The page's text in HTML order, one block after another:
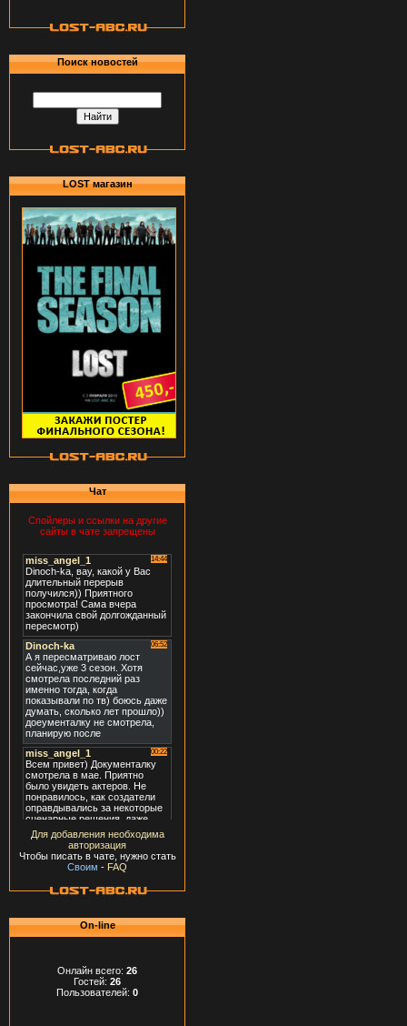
Поиск новостей
LOST магазин
Чат
Спойлеры и ссылки на другие
сайты в чате запрещены
Для добавления необходима
авторизация
Чтобы писать в чате, нужно стать
Своим - FAQ
On-line
Онлайн всего: 26
Гостей: 26
Пользователей: 0